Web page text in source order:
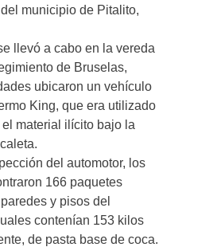
municipio de Pitalito,
llevó a cabo en la vereda
de Bruselas,
ubicaron un vehículo
King, que era utilizado
material ilícito bajo la
del automotor, los
166 paquetes
y pisos del
contenían 153 kilos
de pasta base de coca.